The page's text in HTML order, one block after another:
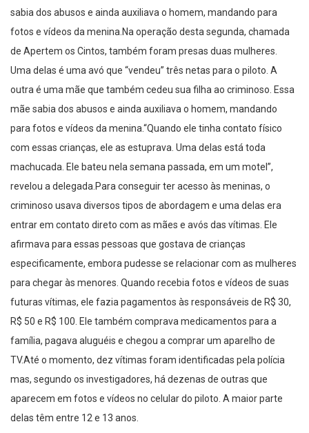
sabia dos abusos e ainda auxiliava o homem, mandando para
fotos e vídeos da menina.Na operação desta segunda, chamada
de Apertem os Cintos, também foram presas duas mulheres.
Uma delas é uma avó que “vendeu” três netas para o piloto. A
outra é uma mãe que também cedeu sua filha ao criminoso. Essa
mãe sabia dos abusos e ainda auxiliava o homem, mandando
para fotos e vídeos da menina.“Quando ele tinha contato físico
com essas crianças, ele as estuprava. Uma delas está toda
machucada. Ele bateu nela semana passada, em um motel”,
revelou a delegada.Para conseguir ter acesso às meninas, o
criminoso usava diversos tipos de abordagem e uma delas era
entrar em contato direto com as mães e avós das vítimas. Ele
afirmava para essas pessoas que gostava de crianças
especificamente, embora pudesse se relacionar com as mulheres
para chegar às menores. Quando recebia fotos e vídeos de suas
futuras vítimas, ele fazia pagamentos às responsáveis de R$ 30,
R$ 50 e R$ 100. Ele também comprava medicamentos para a
família, pagava aluguéis e chegou a comprar um aparelho de
TV.Até o momento, dez vítimas foram identificadas pela polícia
mas, segundo os investigadores, há dezenas de outras que
aparecem em fotos e vídeos no celular do piloto. A maior parte
delas têm entre 12 e 13 anos.